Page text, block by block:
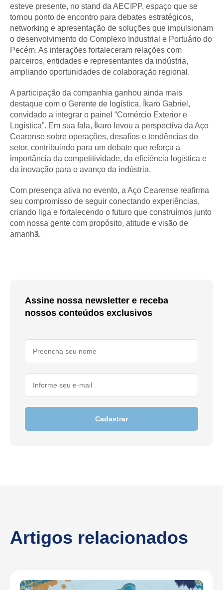
esteve presente, no stand da AECIPP, espaço que se
tornou ponto de encontro para debates estratégicos,
networking e apresentação de soluções que impulsionam
o desenvolvimento do Complexo Industrial e Portuário do
Pecém. As interações fortaleceram relações com
parceiros, entidades e representantes da indústria,
ampliando oportunidades de colaboração regional.
A participação da companhia ganhou ainda mais
destaque com o Gerente de logística, Íkaro Gabriel,
convidado a integrar o painel “Comércio Exterior e
Logística”. Em sua fala, Íkaro levou a perspectiva da Aço
Cearense sobre operações, desafios e tendências do
setor, contribuindo para um debate que reforça a
importância da competitividade, da eficiência logística e
da inovação para o avanço da indústria.
Com presença ativa no evento, a Aço Cearense reafirma
seu compromisso de seguir conectando experiências,
criando liga e fortalecendo o futuro que construímos junto
com nossa gente com propósito, atitude e visão de
amanhã.
Assine nossa newsletter e receba
nossos conteúdos exclusivos
Cadastrar
Artigos relacionados